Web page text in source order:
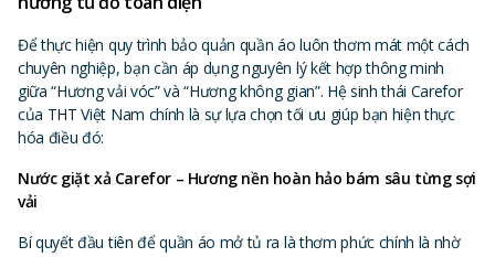
Để thực hiện quy trình bảo quản quần áo luôn thơm mát một cách
chuyên nghiệp, bạn cần áp dụng nguyên lý kết hợp thông minh
giữa “Hương vải vóc” và “Hương không gian”. Hệ sinh thái Carefor
của THT Việt Nam chính là sự lựa chọn tối ưu giúp bạn hiện thực
hóa điều đó:
Nước giặt xả Carefor – Hương nền hoàn hảo bám sâu từng sợi
vải
Bí quyết đầu tiên để quần áo mở tủ ra là thơm phức chính là nhờ